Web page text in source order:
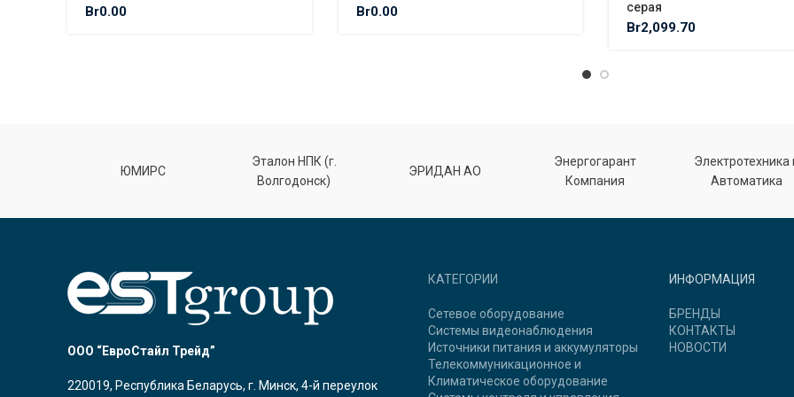
Br0.00 Br0.00
серая
Br2,099.70
ЮМИРС
Эталон НПК (г.
Волгодонск)
ЭРИДАН АО
Энергогарант
Компания
Электротехника
Автоматика
ООО “ЕвроСтайл Трейд”
220019, Республика Беларусь, г. Минск, 4-й переулок
КАТЕГОРИИ
Сетевое оборудование
Системы видеонаблюдения
Источники питания и аккумуляторы
Телекоммуникационное и
Климатическое оборудование
ИНФОРМАЦИЯ
БРЕНДЫ
КОНТАКТЫ
НОВОСТИ